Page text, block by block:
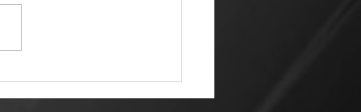
Víbora | 14 07 26